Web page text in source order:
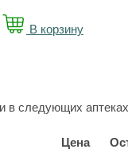
В корзину
в следующих
Цена